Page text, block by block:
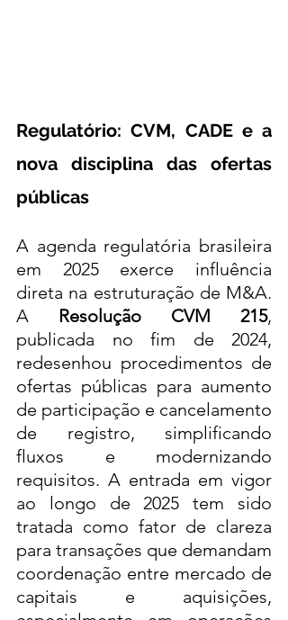
Regulatório: CVM, CADE e a
nova disciplina das ofertas
públicas
A agenda regulatória brasileira
em 2025 exerce influência
direta na estruturação de M&A.
A Resolução CVM 215,
publicada no fim de 2024,
redesenhou procedimentos de
ofertas públicas para aumento
de participação e cancelamento
de registro, simplificando
fluxos e modernizando
requisitos. A entrada em vigor
ao longo de 2025 tem sido
tratada como fator de clareza
para transações que demandam
coordenação entre mercado de
capitais e aquisições,